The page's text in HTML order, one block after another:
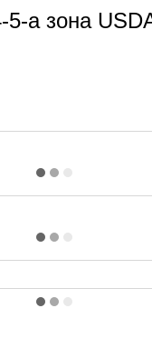
5-а зона